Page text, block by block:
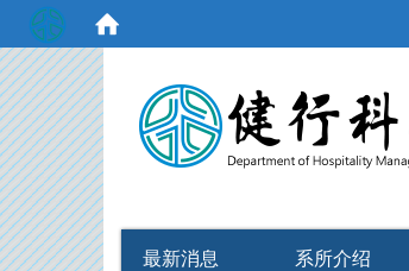
最新消息 系所介绍